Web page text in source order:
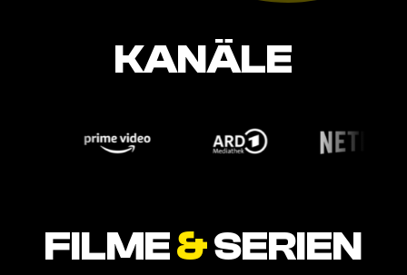
KANÄLE
FILME&SERIEN